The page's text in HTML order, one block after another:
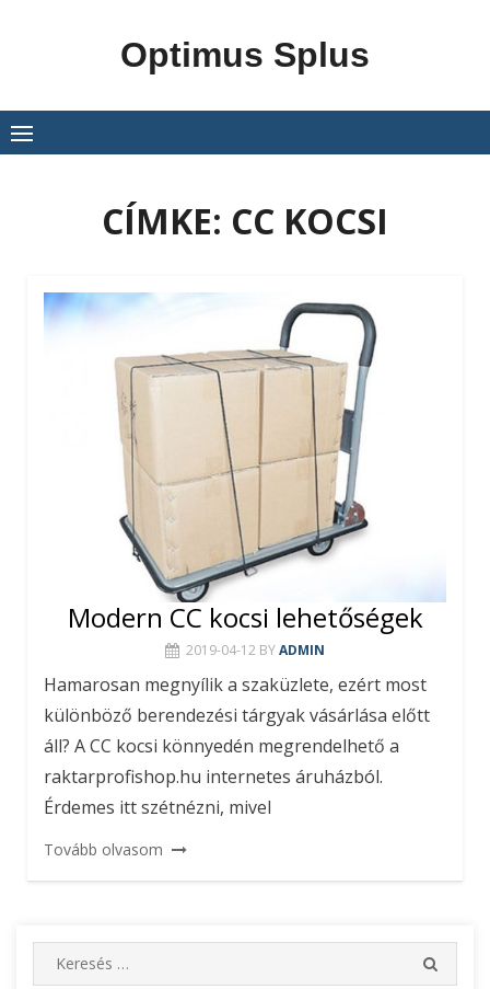
Optimus Splus
CÍMKE: CC KOCSI
Modern CC kocsi lehetőségek
2019-04-12 BYADMIN
Hamarosan megnyílik a szaküzlete, ezért most
különböző berendezési tárgyak vásárlása előtt
áll? A CC kocsi könnyedén megrendelhető a
raktarprofishop.hu internetes áruházból.
Érdemes itt szétnézni, mivel
Tovább olvasom
e
E